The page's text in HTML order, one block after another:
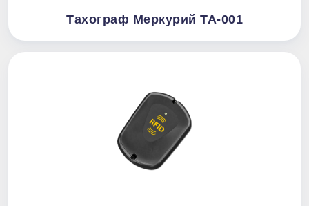
Тахограф Меркурий ТА-001